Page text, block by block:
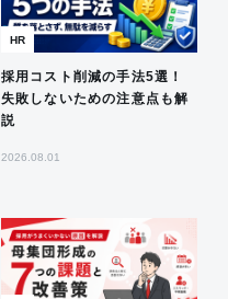
HR
採用コスト削減の手法5選！
失敗しないための注意点も解
説
2026.08.01